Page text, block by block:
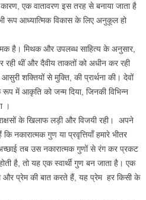
एक वातावरण इस तरह से बनाया जाता है
रूप आध्यात्मिक विकास के लिए अनुकूल हो
है। मिथक और उपलब्ध साहित्य के अनुसार,
रही थीं और दैवीय ताकतों को अधीन कर रही
शक्तियों से मुक्ति, की प्रार्थना की। देवों
में आकृति को जन्म दिया, जिनकी विभिन्न
।
राक्षसों के खिलाफ लड़ी और विजयी रही। अपने
गुण या प्रवृत्तियाँ हमारे भीतर
तब उस नकारात्मक गुणों से रंग कर प्रकट
है, तो यह एक स्वार्थी गुण बन जाता है। एक
और प्रेम की बात करते हैं, यह प्रेम हर किसी के